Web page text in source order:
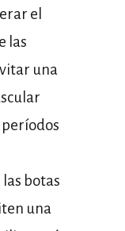
el
las
una
las botas
una